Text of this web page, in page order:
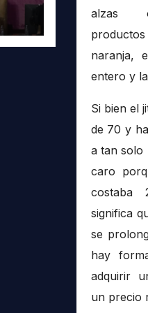
alzas
naranja,
entero y
Si bien el
de 70 y
a tan solo
caro
significa
se
hay
adquirir
un precio